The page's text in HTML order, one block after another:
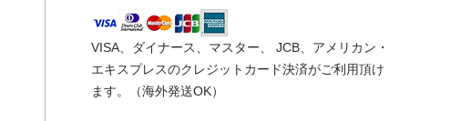
VISA、ダイナース、マスター、 JCB、アメリカン・
エキスプレスのクレジットカード決済がご利用頂け
ます。（海外発送OK）